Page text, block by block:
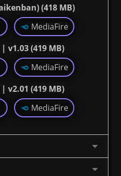
(418 MB)
MediaFire
| v1.03 (419 MB)
MediaFire
| v2.01 (419 MB)
MediaFire